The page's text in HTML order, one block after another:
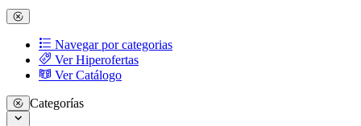
Navegar por categorias
Ver Hiperofertas
Ver Catálogo
Categorías